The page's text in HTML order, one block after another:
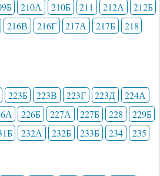
210А 210Б 211 212А
212Б
216В 216Г 217А 217Б
218
223Б 223В 223Г 223Д
224А
226Б 227А 227Б 228
229Б
232А 232Б 233Б 234 235